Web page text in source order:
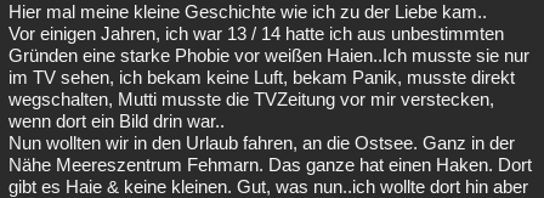
Hier mal meine kleine Geschichte wie ich zu der Liebe kam..
Vor einigen Jahren, ich war 13 / 14 hatte ich aus unbestimmten
Gründen eine starke Phobie vor weißen Haien..Ich musste sie nur
im TV sehen, ich bekam keine Luft, bekam Panik, musste direkt
wegschalten, Mutti musste die TVZeitung vor mir verstecken,
wenn dort ein Bild drin war..
Nun wollten wir in den Urlaub fahren, an die Ostsee. Ganz in der
Nähe Meereszentrum Fehmarn. Das ganze hat einen Haken. Dort
gibt es Haie & keine kleinen. Gut, was nun..ich wollte dort hin aber